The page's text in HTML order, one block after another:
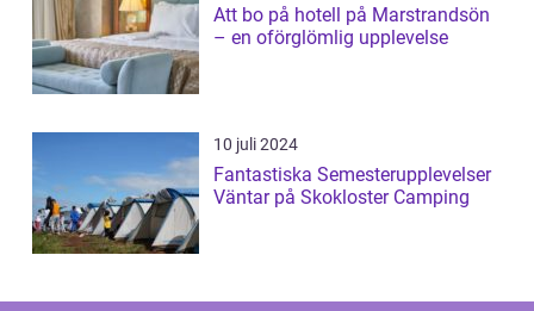
Att bo på hotell på Marstrandsön
– en oförglömlig upplevelse
10 juli 2024
Fantastiska Semesterupplevelser
Väntar på Skokloster Camping